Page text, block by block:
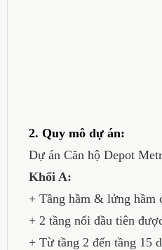
2. Quy mô dự án:
Dự án Căn hộ Depot
Khối A:
+ Tầng hầm & lửng hầm
+ 2 tầng nổi đầu tiên được
+ Từ tầng 2 đến tầng 15